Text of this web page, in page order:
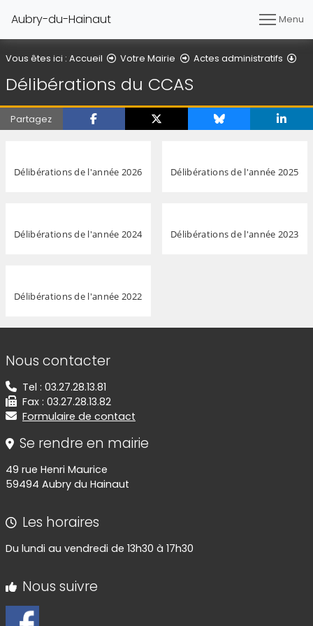
Aubry-du-Hainaut Menu
Vous êtes ici : Accueil Votre Mairie Actes administratifs
Délibérations du CCAS
Partagez
Délibérations de l'année 2026 Délibérations de l'année 2025
Délibérations de l'année 2024 Délibérations de l'année 2023
Délibérations de l'année 2022
Informations de contact
Nous contacter
Tel : 03.27.28.13.81
Fax : 03.27.28.13.82
Formulaire de contact
Se rendre en mairie
49 rue Henri Maurice
59494 Aubry du Hainaut
Les horaires
Du lundi au vendredi de 13h30 à 17h30
Nous suivre